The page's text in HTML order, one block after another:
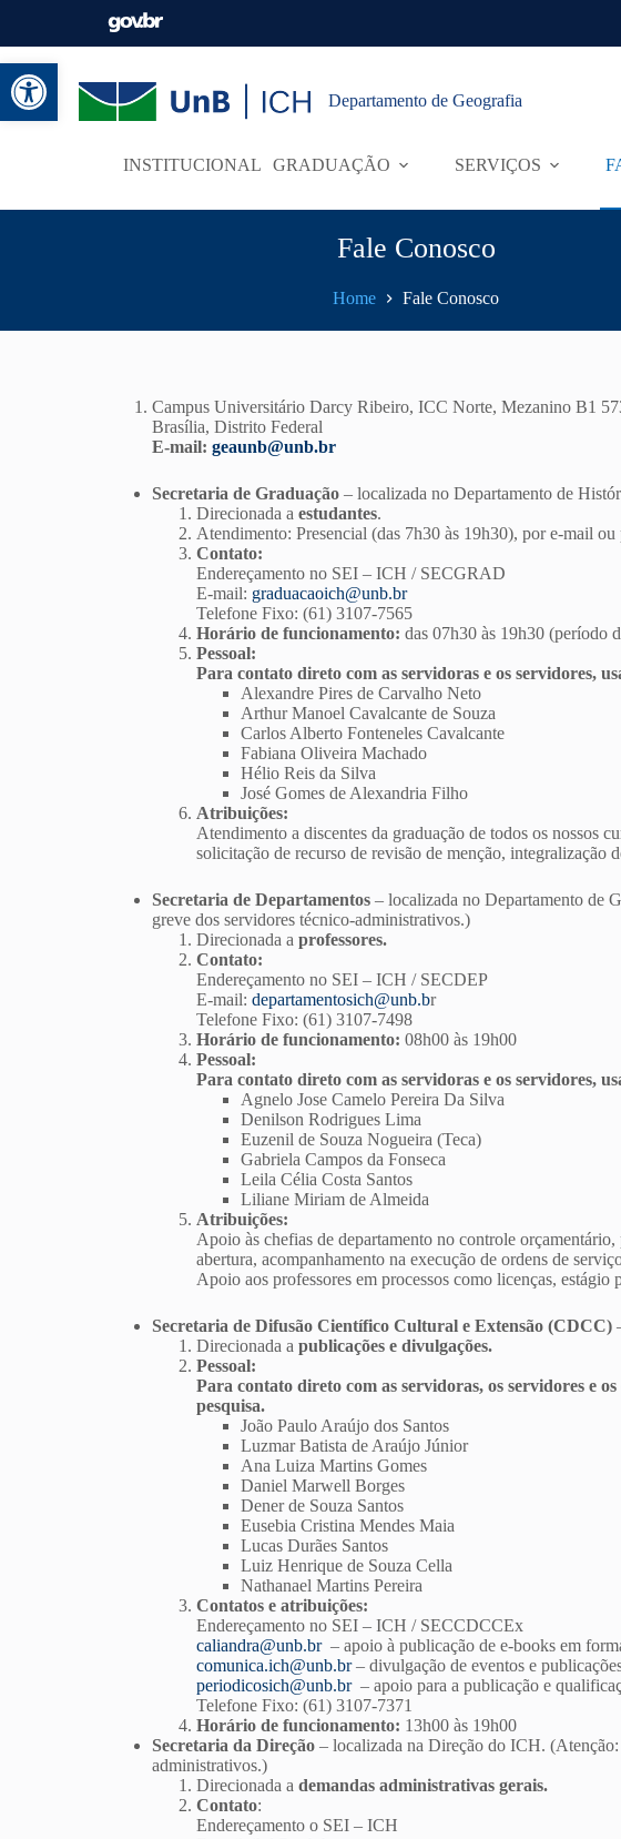
Abrir a barra de ferramentas
Departamento de Geografia
INSTITUCIONAL GRADUAÇÃO SERVIÇOS
Fale Conosco
Home Fale Conosco
Campus Universitário Darcy Ribeiro, ICC Norte, Mezanino B1
Brasília, Distrito Federal
E-mail: geaunb@unb.br
Secretaria de Graduação – localizada no Departamento de
Direcionada a estudantes.
Atendimento: Presencial (das 7h30 às 19h30), por e-mail ou
Contato:
Endereçamento no SEI – ICH / SECGRAD
E-mail: graduacaoich@unb.br
Telefone Fixo: (61) 3107-7565
Horário de funcionamento: das 07h30 às 19h30 (período
Pessoal:
Para contato direto com as servidoras e os servidores,
Alexandre Pires de Carvalho Neto
Arthur Manoel Cavalcante de Souza
Carlos Alberto Fonteneles Cavalcante
Fabiana Oliveira Machado
Hélio Reis da Silva
José Gomes de Alexandria Filho
Atribuições:
Atendimento a discentes da graduação de todos os nossos
solicitação de recurso de revisão de menção, integralização
Secretaria de Departamentos – localizada no Departamento de
greve dos servidores técnico-administrativos.)
Direcionada a professores.
Contato:
Endereçamento no SEI – ICH / SECDEP
E-mail: departamentosich@unb.br
Telefone Fixo: (61) 3107-7498
Horário de funcionamento: 08h00 às 19h00
Pessoal:
Para contato direto com as servidoras e os servidores,
Agnelo Jose Camelo Pereira Da Silva
Denilson Rodrigues Lima
Euzenil de Souza Nogueira (Teca)
Gabriela Campos da Fonseca
Leila Célia Costa Santos
Liliane Miriam de Almeida
Atribuições:
Apoio às chefias de departamento no controle
abertura, acompanhamento na execução de ordens de
Apoio aos professores em processos como licenças, estágio
Secretaria de Difusão Científico Cultural e Extensão (CDCC)
Direcionada a publicações e divulgações.
Pessoal:
Para contato direto com as servidoras, os servidores e
pesquisa.
João Paulo Araújo dos Santos
Luzmar Batista de Araújo Júnior
Ana Luiza Martins Gomes
Daniel Marwell Borges
Dener de Souza Santos
Eusebia Cristina Mendes Maia
Lucas Durães Santos
Luiz Henrique de Souza Cella
Nathanael Martins Pereira
Contatos e atribuições:
Endereçamento no SEI – ICH / SECCDCCEx
caliandra@unb.br– apoio à publicação de e-books em
comunica.ich@unb.br– divulgação de eventos e
periodicosich@unb.br– apoio para a publicação e
Telefone Fixo: (61) 3107-7371
Horário de funcionamento: 13h00 às 19h00
Secretaria da Direção – localizada na Direção do ICH. (Atenção:
administrativos.)
Direcionada a demandas administrativas gerais.
Contato:
Endereçamento o SEI – ICH